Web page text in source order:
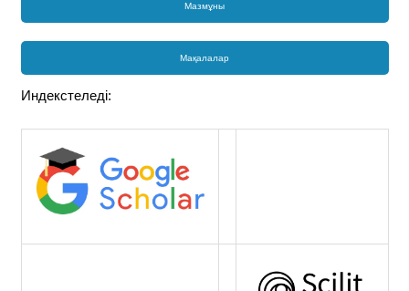
Мазмұны
Мақалалар
Индекстеледі: